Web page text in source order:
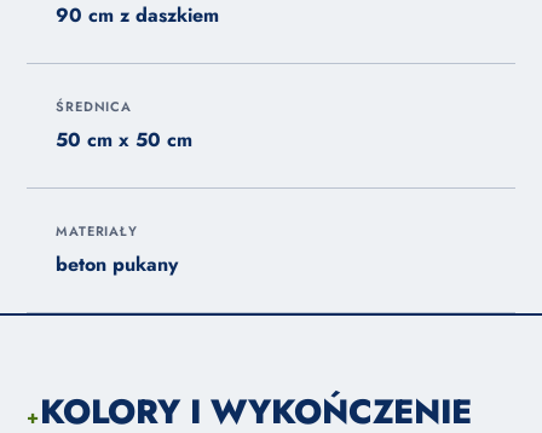
90 cm z daszkiem
ŚREDNICA
50 cm x 50 cm
MATERIAŁY
beton pukany
+KOLORY I WYKOŃCZENIE